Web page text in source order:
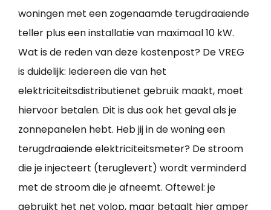
woningen met een zogenaamde terugdraaiende
teller plus een installatie van maximaal 10 kW.
Wat is de reden van deze kostenpost? De VREG
is duidelijk: Iedereen die van het
elektriciteitsdistributienet gebruik maakt, moet
hiervoor betalen. Dit is dus ook het geval als je
zonnepanelen hebt. Heb jij in de woning een
terugdraaiende elektriciteitsmeter? De stroom
die je injecteert (teruglevert) wordt verminderd
met de stroom die je afneemt. Oftewel: je
gebruikt het net volop, maar betaalt hier amper